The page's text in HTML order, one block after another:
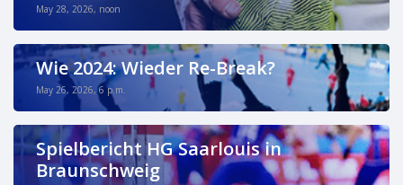
May 28, 2026, noon
Wie 2024: Wieder Re-Break?
May 26, 2026, 6 p.m.
Spielbericht HG Saarlouis in
Braunschweig